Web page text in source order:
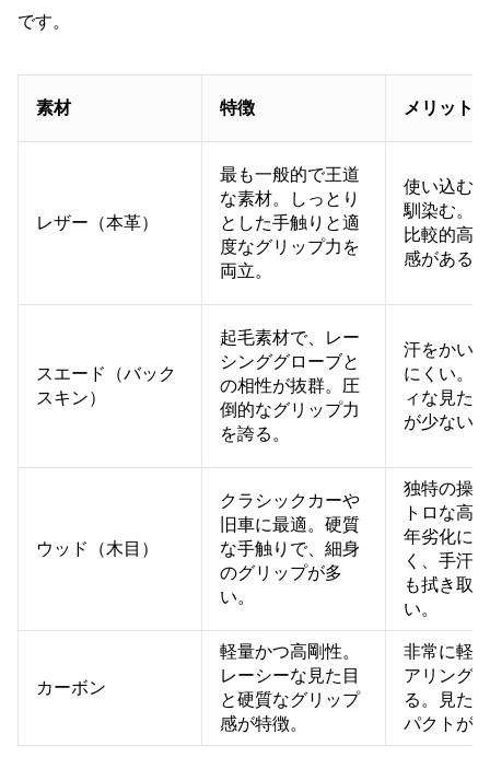
です。
素材 特徴 メリット
レザー（本革）
最も一般的で王道
な素材。しっとり
とした手触りと適
度なグリップ力を
両立。
使い込む
馴染む。
比較的高
感がある。
スエード（バック
スキン）
起毛素材で、レー
シンググローブと
の相性が抜群。圧
倒的なグリップ力
を誇る。
汗をかい
にくい。
ィな見た
が少ない。
ウッド（木目）
クラシックカーや
旧車に最適。硬質
な手触りで、細身
のグリップが多
い。
独特の操
トロな高
年劣化に
く、手汗
も拭き取
い。
カーボン
軽量かつ高剛性。
レーシーな見た目
と硬質なグリップ
感が特徴。
非常に軽
アリング
る。見た
パクトが